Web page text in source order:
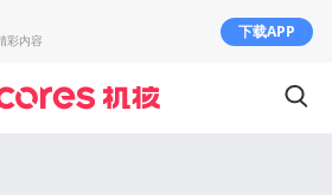
彩内容 下载APP